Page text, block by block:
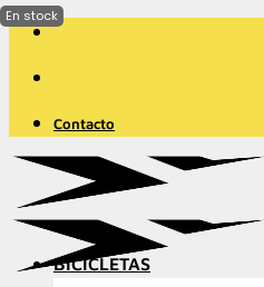
Saltar
contenido
Contacto
BICICLETAS